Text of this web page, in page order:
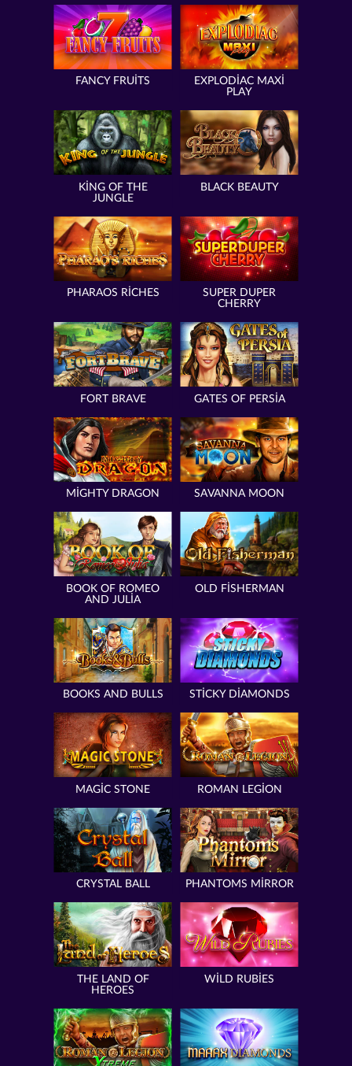
FANCY FRUITS
EXPLODIAC MAXI
PLAY
KING OF THE
JUNGLE
BLACK BEAUTY
PHARAOS RICHES
SUPER DUPER
CHERRY
FORT BRAVE GATES OF PERSIA
MIGHTY DRAGON SAVANNA MOON
BOOK OF ROMEO
AND JULIA
OLD FISHERMAN
BOOKS AND BULLS STICKY DIAMONDS
MAGIC STONE ROMAN LEGION
CRYSTAL BALL PHANTOMS MIRROR
THE LAND OF
HEROES
WILD RUBIES